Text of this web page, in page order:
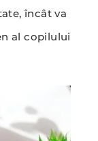
încât va
al copilului